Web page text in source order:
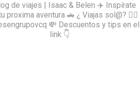
de viajes | Isaac & Belen ✈️ Inspírate
proxima aventura 🚗 ¿ Viajas sol@? 👉🏻
💸 Descuentos y tips en el
link 👇